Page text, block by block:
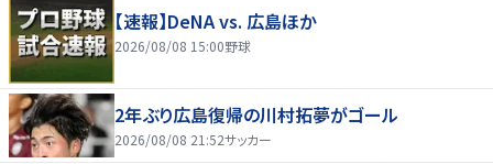
【速報】DeNA vs. 広島ほか
2026/08/08 15:00野球
2年ぶり広島復帰の川村拓夢がゴール
2026/08/08 21:52サッカー